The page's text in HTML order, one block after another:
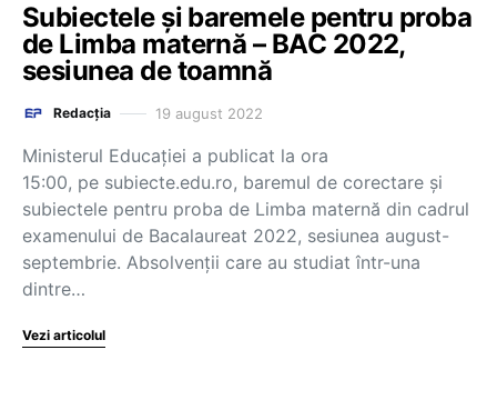
Subiectele și baremele pentru proba
de Limba maternă – BAC 2022,
sesiunea de toamnă
Redacția 19 august 2022
Ministerul Educației a publicat la ora
15:00, pe subiecte.edu.ro, baremul de corectare și
subiectele pentru proba de Limba maternă din cadrul
examenului de Bacalaureat 2022, sesiunea august-
septembrie. Absolvenții care au studiat într-una
dintre…
Vezi articolul